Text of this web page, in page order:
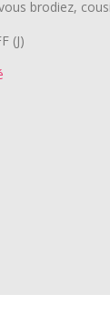
brodiez,
(J)